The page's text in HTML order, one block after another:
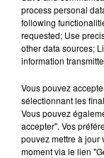
L’indice de
anti-gaspillage
ait une note
possible
encore que les
trouvables.
process personal
following
requested; Use
other data sources;
information
Vous pouvez
sélectionnant les
Vous pouvez
accepter". Vos
pouvez mettre à jour
moment via le lien